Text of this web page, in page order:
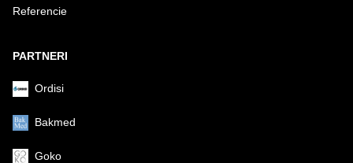
Odoslať
Referencie
PARTNERI
Ordisi
Bakmed
Goko